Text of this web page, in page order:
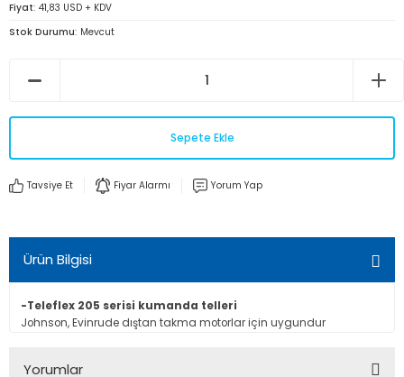
Fiyat 41,83 USD + KDV
Stok Durumu Mevcut
Sepete Ekle
Tavsiye Et Fiyar Alarmı Yorum Yap
Ürün Bilgisi
-Teleflex 205 serisi kumanda telleri
Johnson, Evinrude dıştan takma motorlar için uygundur
Yorumlar